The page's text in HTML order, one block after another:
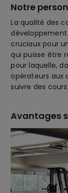
Notre
La qualité des
cruciaux pour
qui puisse être
pour laquelle,
opérateurs aux
suivre des
Avantages